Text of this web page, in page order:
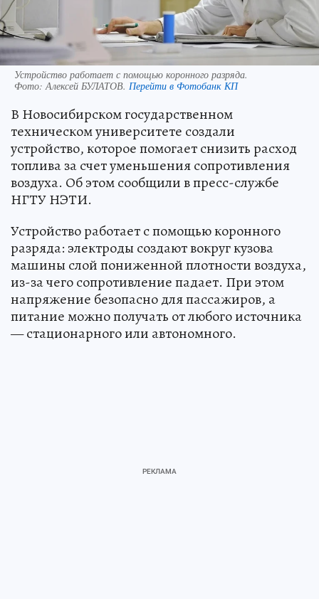
Устройство работает с помощью коронного разряда.
Фото:Алексей БУЛАТОВ. Перейти в Фотобанк КП
В Новосибирском государственном
техническом университете создали
устройство, которое помогает снизить расход
топлива за счет уменьшения сопротивления
воздуха. Об этом сообщили в пресс-службе
НГТУ НЭТИ.
Устройство работает с помощью коронного
разряда: электроды создают вокруг кузова
машины слой пониженной плотности воздуха,
из-за чего сопротивление падает. При этом
напряжение безопасно для пассажиров, а
питание можно получать от любого источника
— стационарного или автономного.